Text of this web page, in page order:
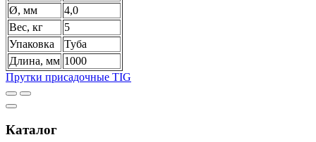
Ø, мм
4,0
Вес, кг
5
Упаковка
Туба
Длина, мм 1000
Прутки присадочные TIG
Каталог